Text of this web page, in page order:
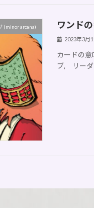
(minor arcana) ワンド
2023年3月
カードの
ブ, リー